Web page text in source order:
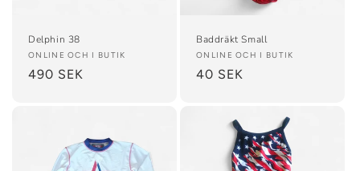
Delphin 38
Säljare:
ONLINE OCH I BUTIK
Ordinarie
490 SEK
Baddräkt Small
Säljare:
ONLINE OCH I BUTIK
Ordinarie
40 SEK